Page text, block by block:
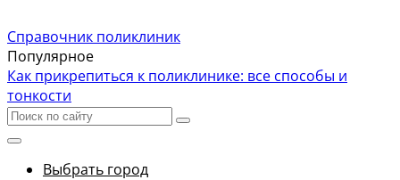
Справочник поликлиник
Популярное
Как прикрепиться к поликлинике: все способы и
тонкости
Выбрать город